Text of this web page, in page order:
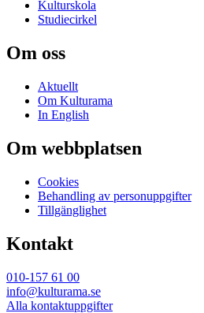
Kulturskola
Studiecirkel
Om oss
Aktuellt
Om Kulturama
In English
Om webbplatsen
Cookies
Behandling av personuppgifter
Tillgänglighet
Kontakt
010-157 61 00
info@kulturama.se
Alla kontaktuppgifter